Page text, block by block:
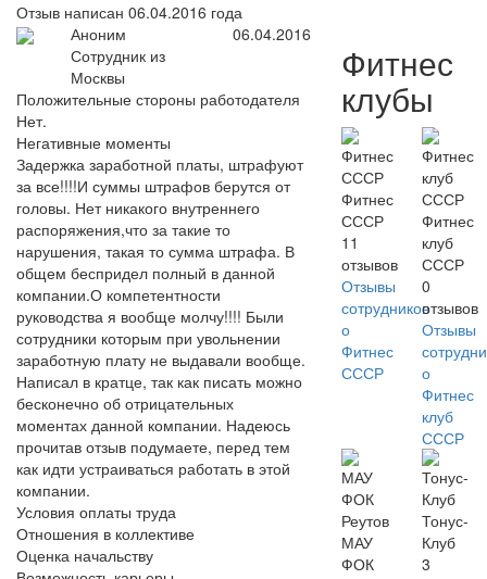
Отзыв написан 06.04.2016 года
Аноним
Сотрудник из
Москвы
06.04.2016
Положительные стороны работодателя
Нет.
Негативные моменты
Задержка заработной платы, штрафуют
за все!!!!И суммы штрафов берутся от
головы. Нет никакого внутреннего
распоряжения,что за такие то
нарушения, такая то сумма штрафа. В
общем беспридел полный в данной
компании.О компетентности
руководства я вообще молчу!!!! Были
сотрудники которым при увольнении
заработную плату не выдавали вообще.
Написал в кратце, так как писать можно
бесконечно об отрицательных
моментах данной компании. Надеюсь
прочитав отзыв подумаете, перед тем
как идти устраиваться работать в этой
компании.
Условия оплаты труда
Отношения в коллективе
Оценка начальству
Фитнес
клубы
Фитнес
СССР
11
отзывов
Отзывы
сотрудников
о
Фитнес
СССР
Фитнес
клуб
СССР
0
отзывов
Отзывы
о
Фитнес
клуб
СССР
МАУ
ФОК
Тонус-
Клуб
3